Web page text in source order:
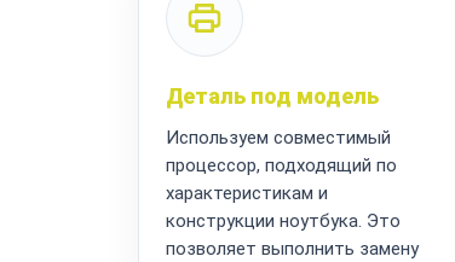
Деталь под модель
Используем совместимый
процессор, подходящий по
характеристикам и
конструкции ноутбука. Это
позволяет выполнить замену